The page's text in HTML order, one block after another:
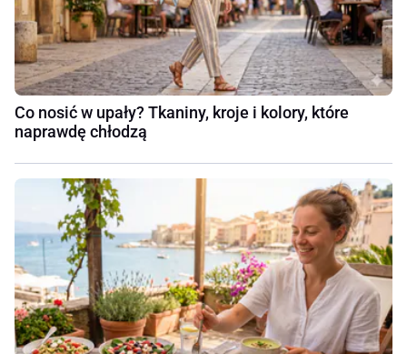
Co nosić w upały? Tkaniny, kroje i kolory, które
naprawdę chłodzą